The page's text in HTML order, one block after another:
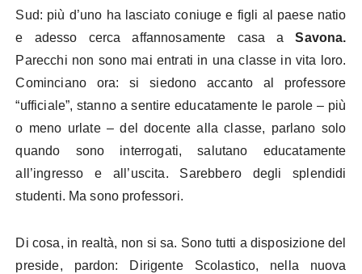
Sud: più d’uno ha lasciato coniuge e figli al paese natio
e adesso cerca affannosamente casa aSavona.
Parecchi non sono mai entrati in una classe in vita loro.
Cominciano ora: si siedono accanto al professore
“ufficiale”, stanno a sentire educatamente le parole – più
o meno urlate – del docente alla classe, parlano solo
quando sono interrogati, salutano educatamente
all’ingresso e all’uscita. Sarebbero degli splendidi
studenti. Ma sono professori.
Di cosa, in realtà, non si sa. Sono tutti a disposizione del
preside, pardon: Dirigente Scolastico, nella nuova